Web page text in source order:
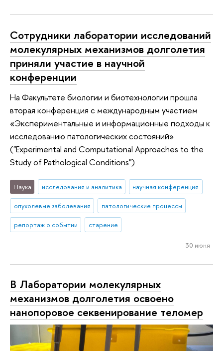
Сотрудники лаборатории исследований
молекулярных механизмов долголетия
приняли участие в научной
конференции
На Факультете биологии и биотехнологии прошла
вторая конференция с международным участием
«Экспериментальные и информационные подходы к
исследованию патологических состояний»
("Experimental and Computational Approaches to the
Study of Pathological Conditions")
Наука исследования и аналитика научная конференция
опухолевые заболевания патологические процессы
репортаж о событии старение
30 июня
В Лаборатории молекулярных
механизмов долголетия освоено
нанопоровое секвенирование теломер